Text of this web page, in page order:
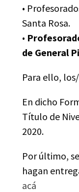
•
Santa Rosa.
•
de General
Para ello,
En dicho
Título de
2020.
Por último,
hagan
acá